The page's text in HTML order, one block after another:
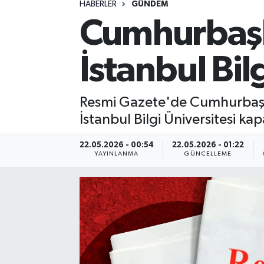
HABERLER GÜNDEM
İstanbul
Resmi Gazete'de
İstanbul Bilgi Üniversitesi
22.05.2026 - 00:54
YAYINLANMA
22.05.2026 - 01:22
GÜNCELLEME